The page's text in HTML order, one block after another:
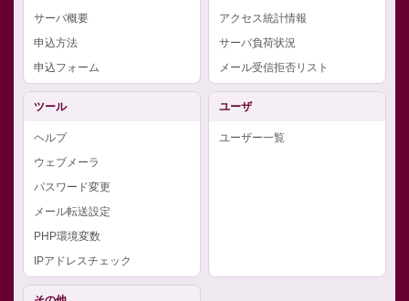
サーバ概要
申込方法
申込フォーム
アクセス統計情報
サーバ負荷状況
メール受信拒否リスト
ツール
ヘルプ
ウェブメーラ
パスワード変更
メール転送設定
PHP環境変数
IPアドレスチェック
ユーザ
ユーザー一覧